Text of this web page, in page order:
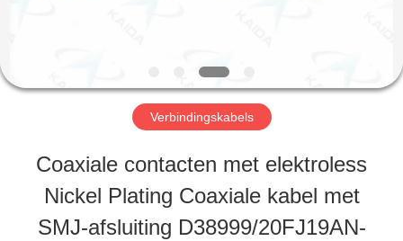
ONS
FABRIEKSTOCHT
KWALITEITSCONTROLE
Verbindingskabels
Coaxiale contacten met elektroless
Nickel Plating Coaxiale kabel met
SMJ-afsluiting D38999/20FJ19AN-